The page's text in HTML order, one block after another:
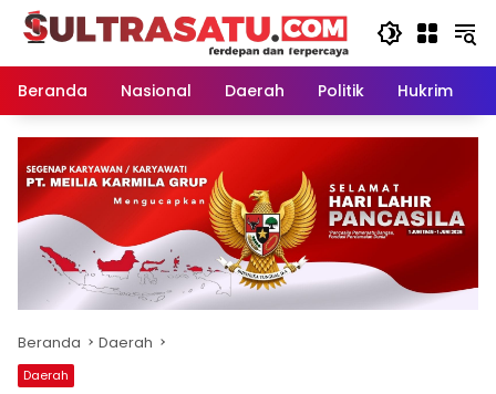
Langsung
Beranda
Nasional Daerah Politik Hukrim
Beranda Daerah
Daerah